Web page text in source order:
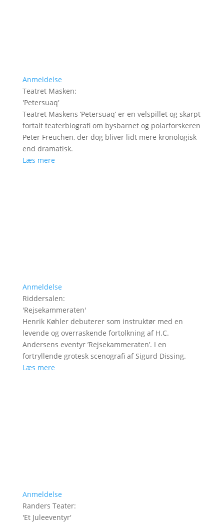
Anmeldelse
Teatret Masken:
'Petersuaq'
Teatret Maskens ’Petersuaq’ er en velspillet og skarpt
fortalt teaterbiografi om bysbarnet og polarforskeren
Peter Freuchen, der dog bliver lidt mere kronologisk
end dramatisk.
Læs mere
Anmeldelse
Riddersalen:
'Rejsekammeraten'
Henrik Køhler debuterer som instruktør med en
levende og overraskende fortolkning af H.C.
Andersens eventyr ’Rejsekammeraten’. I en
fortryllende grotesk scenografi af Sigurd Dissing.
Læs mere
Anmeldelse
Randers Teater:
'Et Juleeventyr'